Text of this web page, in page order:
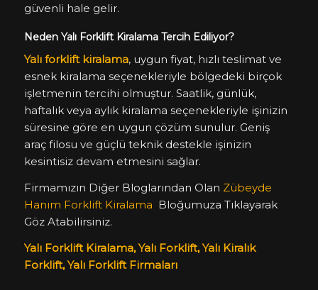
güvenli hale gelir.
Neden Yalı Forklift Kiralama Tercih Ediliyor?
Yalı forklift kiralama, uygun fiyat, hızlı teslimat ve
esnek kiralama seçenekleriyle bölgedeki birçok
işletmenin tercihi olmuştur. Saatlik, günlük,
haftalık veya aylık kiralama seçenekleriyle işinizin
süresine göre en uygun çözüm sunulur. Geniş
araç filosu ve güçlü teknik destekle işinizin
kesintisiz devam etmesini sağlar.
Firmamızın Diğer Bloglarından Olan Zübeyde
Hanım Forklift Kiralama Bloğumuza Tıklayarak
Göz Atabilirsiniz.
Yalı Forklift Kiralama, Yalı Forklift, Yalı Kiralık
Forklift, Yalı Forklift Firmaları